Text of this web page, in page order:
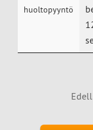
huoltopyyntö